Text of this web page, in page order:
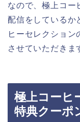
なので、極上コー
配信をしているか
ヒーセレクション
させていただきま
極上コーヒ
特典クーポ